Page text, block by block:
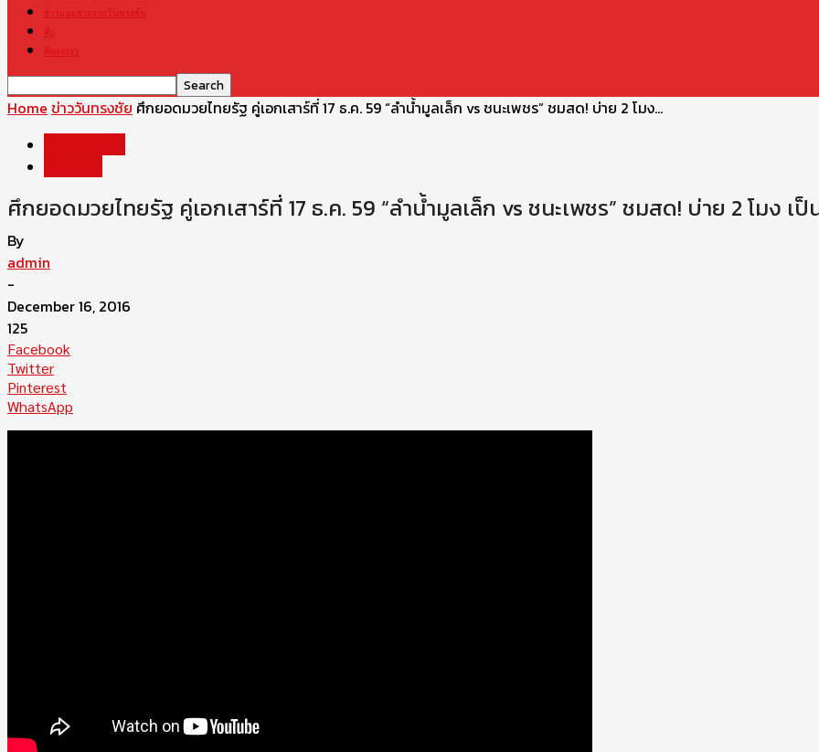
ข่าวและสารจากวันทรงชัย
สื่อ
ติดต่อเรา
Home ข่าววันทรงชัย ศึกยอดมวยไทยรัฐ คู่เอกเสาร์ที่ 17 ธ.ค. 59 “ลำน้ำมูลเล็ก vs ชนะเพชร” ชมสด! บ่าย 2 โมง...
ศึกยอดมวยไทยรัฐ คู่เอกเสาร์ที่ 17 ธ.ค. 59 “ลำน้ำมูลเล็ก vs ชนะเพชร” ชมสด! บ่าย 2 โมง เ
By
admin
-
December 16, 2016
125
Facebook
Twitter
Pinterest
WhatsApp